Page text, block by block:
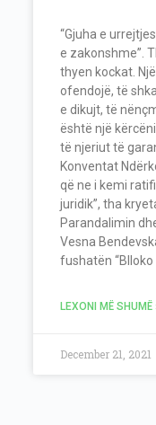
“Gjuha e
e zakonshme”.
thyen kockat.
ofendojë, të
e dikujt, të
është një
të njeriut të
Konventat
që ne i kemi
juridik”, tha
Parandalimin
Vesna
fushatën “Blloko
LEXONI MË SHUMË
December 21, 2021